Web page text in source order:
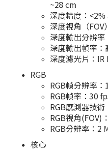
~28 cm
深度精度：
深度視角（
深度輸出分辨
深度輸出幀率：
深度濾光片：IR
RGB
RGB幀分辨率
RGB幀率：30
RGB感測器技
RGB視角(FOV)
RGB分辨率：2
核心